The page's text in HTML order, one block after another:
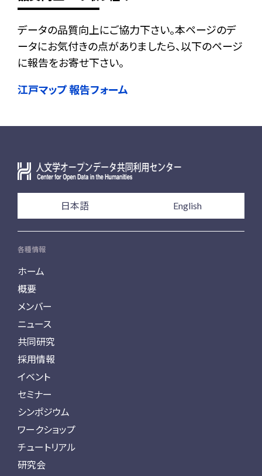
データの品質向上にご協力下さい。本ページのデ
ータにお気付きの点がありましたら、以下のページ
に報告をお寄せ下さい。
江戸マップ 報告フォーム
日本語 English
各種情報
ホーム
概要
メンバー
ニュース
共同研究
採用情報
イベント
セミナー
シンポジウム
ワークショップ
チュートリアル
研究会